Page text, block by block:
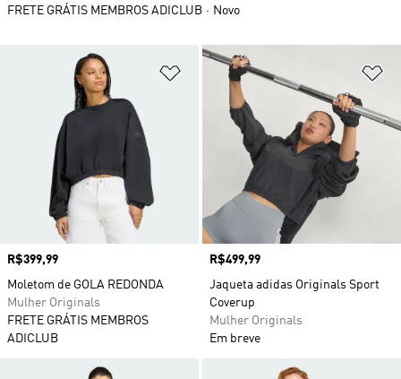
Adicionar à Lista de Desejos
Preço
R$399,99
Moletom de GOLA REDONDA
Mulher Originals
FRETE GRÁTIS MEMBROS
ADICLUB
Preço
R$499,99
Jaqueta adidas Originals Sport
Coverup
Mulher Originals
Em breve
FRETE GRÁTIS MEMBROS ADICLUB
Novo